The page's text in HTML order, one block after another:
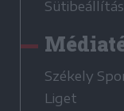
Székely
Liget